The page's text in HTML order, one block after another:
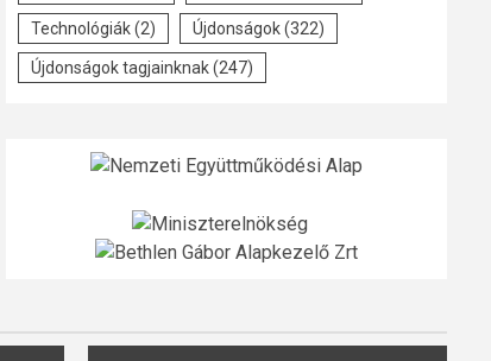
Technológiák(2) Újdonságok(322)
Újdonságok tagjainknak(247)